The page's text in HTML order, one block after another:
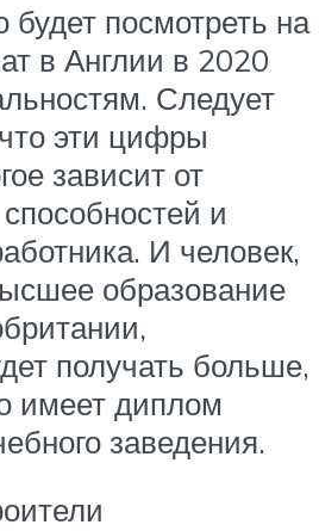
посмотреть на
в Англии в 2020
Следует
эти цифры
зависит от
и
И человек,
образование
получать больше,
имеет диплом
заведения.